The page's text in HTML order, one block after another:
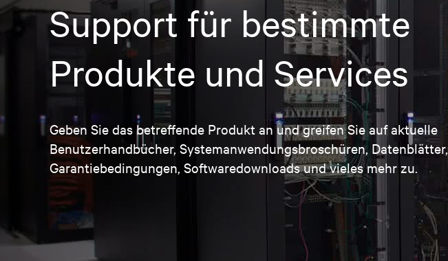
Support für bestimmte
Produkte und Services
Geben Sie das betreffende Produkt an und greifen Sie auf aktuelle
Benutzerhandbücher, Systemanwendungsbroschüren, Datenblätter,
Garantiebedingungen, Softwaredownloads und vieles mehr zu.